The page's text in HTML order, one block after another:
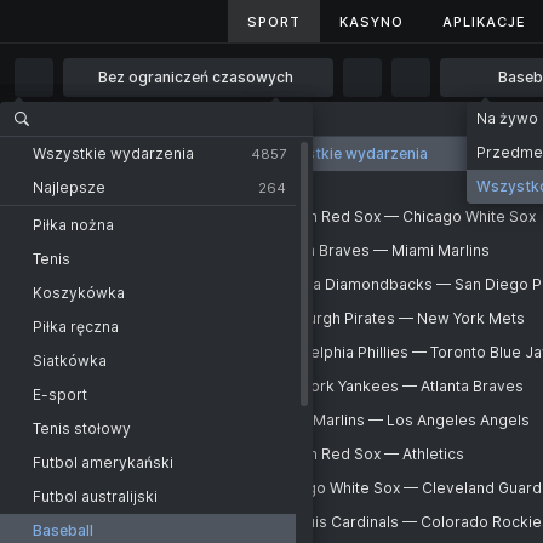
SPORT KASYNO APLIKACJE
SPORT KASYNO APLIKACJE
Bez ograniczeń czasowych
Baseball USA
MLB
-
-
-
-
-
-
-
Athletics
Chicago White Sox
-
1 godz.
2 godz.
4 godz.
6 godz.
12 godz.
1 dzień
2 dni
Wszystkie wydarzenia 122
KRAJE
Chińskie Tajpej
Chinese Taipei. CPBL
Czechy
Japonia
Japan. NPB
Japan. NPB
Winner
Japan. NPB. Reserve league
Korea Południowa
Wszystkie wydarzenia
MLB
Boston Red Sox — Chicago White Sox
Atlanta Braves — Miami Marlins
Arizona Diamondbacks — San Diego
Pittsburgh Pirates — New York Mets
Philadelphia Phillies — Toronto Blue
New York Yankees — Atlanta Braves
Miami Marlins — Los Angeles Angels
Boston Red Sox — Athletics
Chicago White Sox — Cleveland
St. Louis Cardinals — Colorado
Na żywo
Wszystkie wydarzenia 4857
Najlepsze 264
Piłka nożna
Tenis
Koszykówka
Piłka ręczna
Siatkówka
E-sport
Tenis stołowy
Futbol amerykański
Futbol australijski
Baseball